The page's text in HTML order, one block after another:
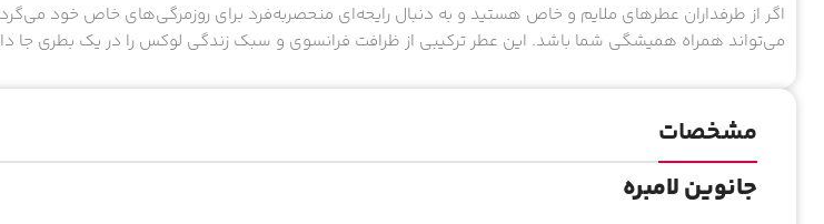
اگر از طرفداران عطرهای ملایم و خاص هستید و به دنبال رایحه‌ای منحصربه‌فرد برای روزمرگی‌های خاص خود
می‌تواند همراه همیشگی شما باشد. این عطر ترکیبی از ظرافت فرانسوی و سبک زندگی لوکس را در یک بطری جا
مشخصات
جانوین لامبره